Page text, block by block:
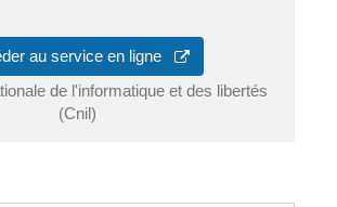
au service en ligne
de l'informatique et des libertés
(Cnil)